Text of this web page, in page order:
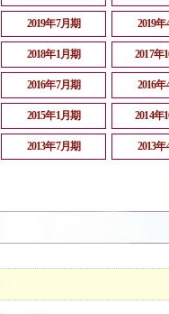
2019年7月期 2019
2018年1月期 2017年
2016年7月期 2016
2015年1月期 2014年
2013年7月期 2013